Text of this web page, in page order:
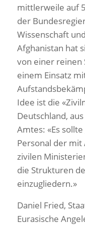
mittlerweile auf
der
Wissenschaft
Afghanistan hat
von einer reinen
einem Einsatz
Idee ist die
Deutschland,
Amtes: «Es
Personal der mit
zivilen
die Strukturen
einzugliedern.»
Daniel Fried,
Eurasische